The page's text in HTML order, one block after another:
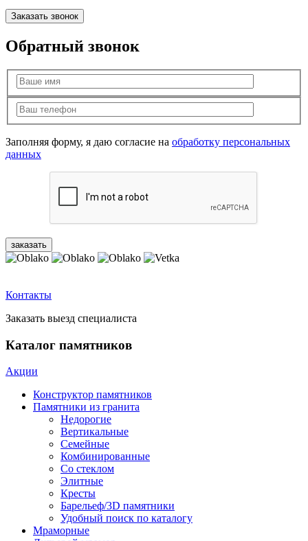
Заказать звонок
Обратный звонок
Заполняя форму, я даю согласие на обработку персональных
данных
Контакты
Заказать выезд специалиста
Каталог памятников
Акции
Конструктор памятников
Памятники из гранита
Недорогие
Вертикальные
Семейные
Комбинированные
Со стеклом
Элитные
Кресты
Барельеф/3D памятники
Удобный поиск по каталогу
Мраморные